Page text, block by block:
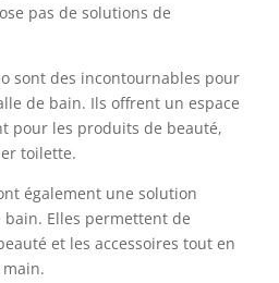
pas de solutions de
sont des incontournables pour
de bain. Ils offrent un espace
pour les produits de beauté,
toilette.
également une solution
Elles permettent de
et les accessoires tout en